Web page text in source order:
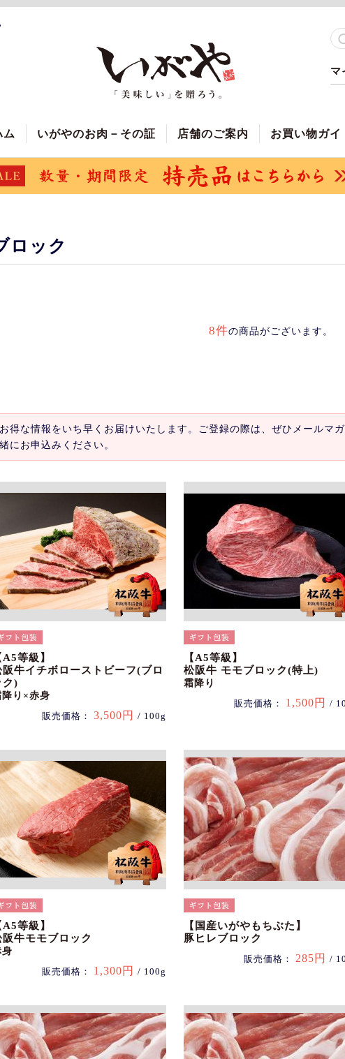
マ
ム いがやのお肉－その証 店舗のご案内 お買い物ガイ
ロック
8件の商品がございます。
お得な情報をいち早くお届けいたします。ご登録の際は、ぜひメールマ
緒にお申込みください。
A5等級】
阪牛イチボローストビーフ(ブロ
ク)
降り×赤身
販売価格： 3,500円 / 100g
【A5等級】
松阪牛 モモブロック(特上)
霜降り
販売価格： 1,500円 /
A5等級】
阪牛モモブロック
身
販売価格： 1,300円 / 100g
【国産いがやもちぶた】
豚ヒレブロック
販売価格： 285円 /